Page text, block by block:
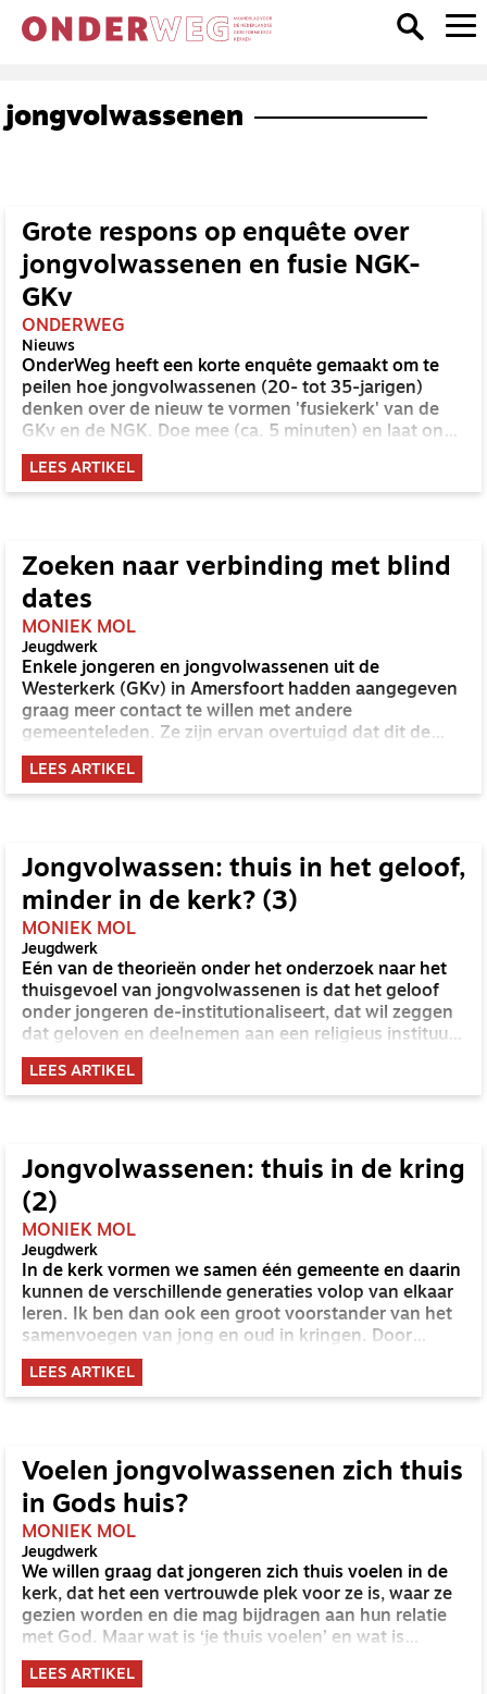
jongvolwassenen
Grote respons op enquête over
jongvolwassenen en fusie NGK-
GKv
ONDERWEG
Nieuws
OnderWeg heeft een korte enquête gemaakt om te
peilen hoe jongvolwassenen (20- tot 35-jarigen)
denken over de nieuw te vormen 'fusiekerk' van de
GKv en de NGK. Doe mee (ca. 5 minuten) en laat ons
jouw visie weten!
LEES ARTIKEL
Zoeken naar verbinding met blind
dates
MONIEK MOL
Jeugdwerk
Enkele jongeren en jongvolwassenen uit de
Westerkerk (GKv) in Amersfoort hadden aangegeven
graag meer contact te willen met andere
gemeenteleden. Ze zijn ervan overtuigd dat dit de
onderlinge verbondenheid én het samen groeien in
het geloof ten goede komt. De blind coffee date bleek
een goede setting om binnen de gemeente te komen
LEES ARTIKEL
Jongvolwassen: thuis in het geloof,
minder in de kerk? (3)
MONIEK MOL
Jeugdwerk
Eén van de theorieën onder het onderzoek naar het
thuisgevoel van jongvolwassenen is dat het geloof
onder jongeren de-institutionaliseert, dat wil zeggen
dat geloven en deelnemen aan een religieus instituut
los van elkaar komen te staan. In gesprekken met
jongvolwassenen zelf wordt echter ook een ander
beeld zichtbaar.
LEES ARTIKEL
Jongvolwassenen: thuis in de kring
(2)
MONIEK MOL
Jeugdwerk
In de kerk vormen we samen één gemeente en daarin
kunnen de verschillende generaties volop van elkaar
leren. Ik ben dan ook een groot voorstander van het
samenvoegen van jong en oud in kringen. Door
gesprekken met jongvolwassenen ben ik daar echter
wel genuanceerder over gaan denken.
LEES ARTIKEL
Voelen jongvolwassenen zich thuis
in Gods huis?
MONIEK MOL
Jeugdwerk
We willen graag dat jongeren zich thuis voelen in de
kerk, dat het een vertrouwde plek voor ze is, waar ze
gezien worden en die mag bijdragen aan hun relatie
met God. Maar wat is ‘je thuis voelen’ en wat is
‘thuis’? Een fysieke plek, specifieke activiteiten, een
geloofsleer? En is dat voor iedereen hetzelfde? In een
LEES ARTIKEL